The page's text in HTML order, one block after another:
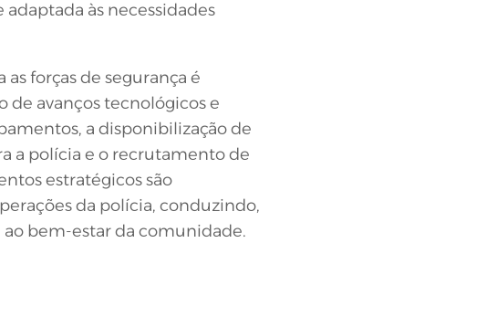
às necessidades
forças de segurança é
de avanços tecnológicos e
a disponibilização de
a polícia e o recrutamento de
estratégicos são
da polícia, conduzindo,
bem-estar da comunidade.